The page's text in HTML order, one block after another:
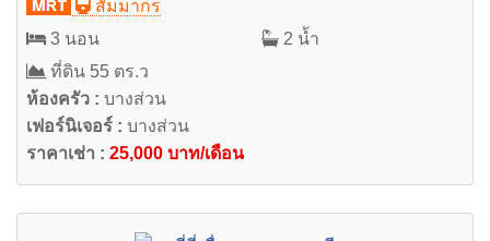
สัมมากร
3 นอน
2 น้ำ
ที่ดิน 55 ตร.ว
ห้องครัว : บางส่วน
เฟอร์นิเจอร์ : บางส่วน
ราคาเช่า : 25,000 บาท/เดือน